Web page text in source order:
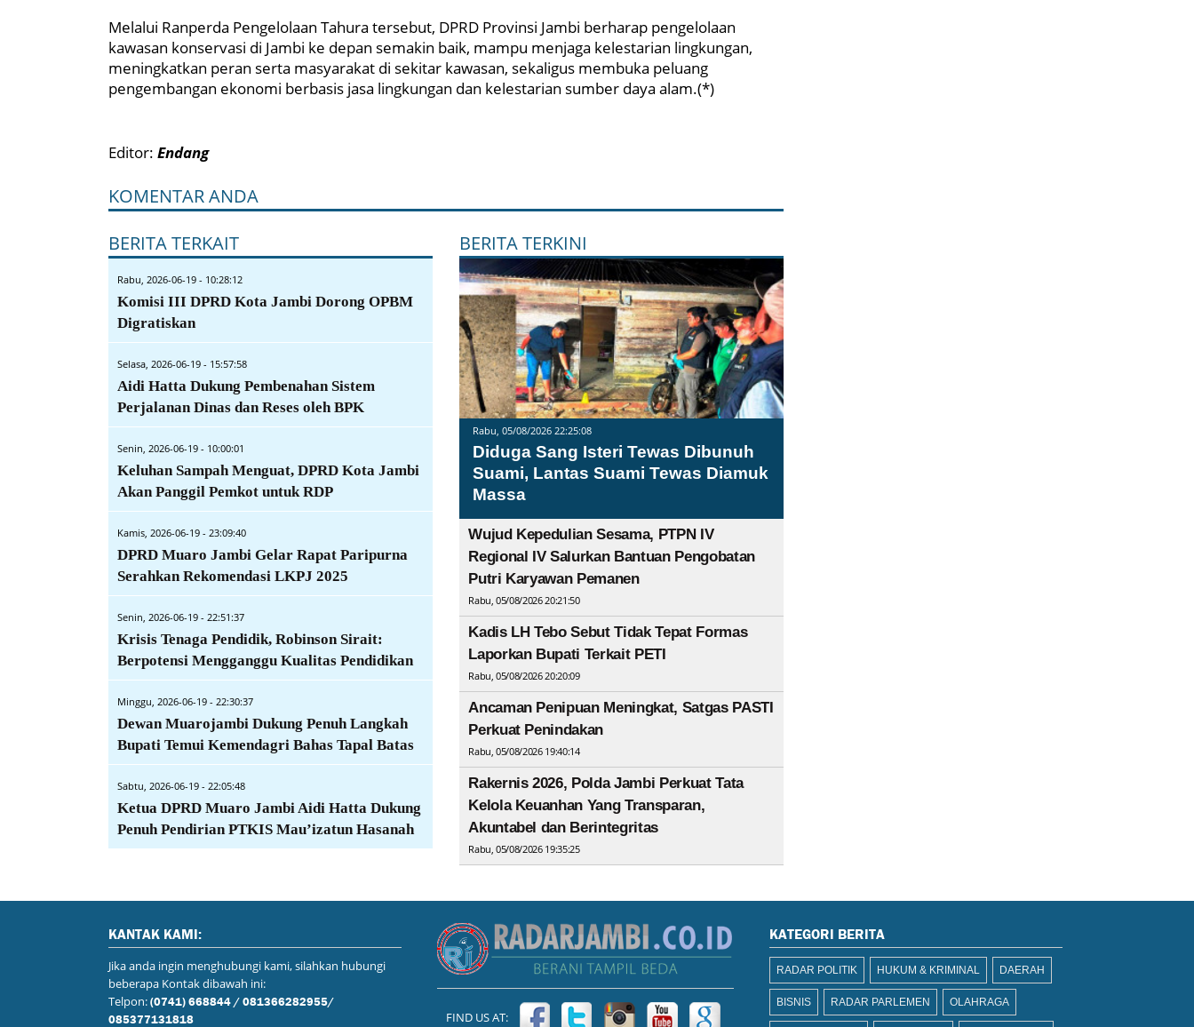
Melalui Ranperda Pengelolaan Tahura tersebut, DPRD Provinsi Jambi berharap pengelolaan
kawasan konservasi di Jambi ke depan semakin baik, mampu menjaga kelestarian lingkungan,
meningkatkan peran serta masyarakat di sekitar kawasan, sekaligus membuka peluang
pengembangan ekonomi berbasis jasa lingkungan dan kelestarian sumber daya alam.(*)
Editor: Endang
KOMENTAR ANDA
BERITA TERKAIT
Rabu, 2026-06-19 - 10:28:12
Komisi III DPRD Kota Jambi Dorong OPBM
Digratiskan
Selasa, 2026-06-19 - 15:57:58
Aidi Hatta Dukung Pembenahan Sistem
Perjalanan Dinas dan Reses oleh BPK
Senin, 2026-06-19 - 10:00:01
Keluhan Sampah Menguat, DPRD Kota Jambi
Akan Panggil Pemkot untuk RDP
Kamis, 2026-06-19 - 23:09:40
DPRD Muaro Jambi Gelar Rapat Paripurna
Serahkan Rekomendasi LKPJ 2025
Senin, 2026-06-19 - 22:51:37
Krisis Tenaga Pendidik, Robinson Sirait:
Berpotensi Mengganggu Kualitas Pendidikan
Minggu, 2026-06-19 - 22:30:37
Dewan Muarojambi Dukung Penuh Langkah
Bupati Temui Kemendagri Bahas Tapal Batas
Sabtu, 2026-06-19 - 22:05:48
Ketua DPRD Muaro Jambi Aidi Hatta Dukung
Penuh Pendirian PTKIS Mau’izatun Hasanah
BERITA TERKINI
Rabu, 05/08/2026 22:25:08
Diduga Sang Isteri Tewas Dibunuh
Suami, Lantas Suami Tewas Diamuk
Massa
Wujud Kepedulian Sesama, PTPN IV
Regional IV Salurkan Bantuan Pengobatan
Putri Karyawan Pemanen
Rabu, 05/08/2026 20:21:50
Kadis LH Tebo Sebut Tidak Tepat Formas
Laporkan Bupati Terkait PETI
Rabu, 05/08/2026 20:20:09
Ancaman Penipuan Meningkat, Satgas PASTI
Perkuat Penindakan
Rabu, 05/08/2026 19:40:14
Rakernis 2026, Polda Jambi Perkuat Tata
Kelola Keuanhan Yang Transparan,
Akuntabel dan Berintegritas
Rabu, 05/08/2026 19:35:25
KANTAK KAMI:
Jika anda ingin menghubungi kami, silahkan hubungi
beberapa Kontak dibawah ini:
Telpon: (0741) 668844 / 081366282955/
085377131818
FIND US AT:
KATEGORI BERITA
RADAR POLITIK HUKUM & KRIMINAL DAERAH
BISNIS RADAR PARLEMEN OLAHRAGA